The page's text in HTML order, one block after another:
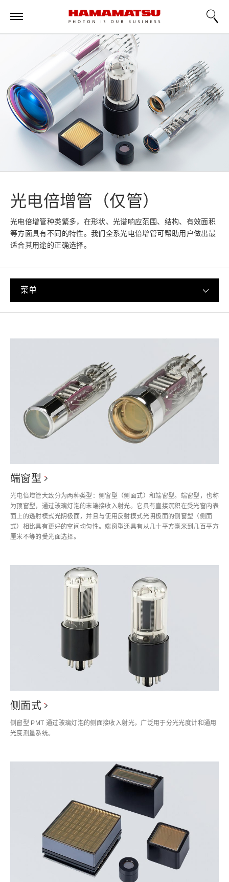
光电倍增管（仅管）
光电倍增管种类繁多，在形状、光谱响应范围、结构、有效面积
等方面具有不同的特性。我们全系光电倍增管可帮助用户做出最
适合其用途的正确选择。
菜单
端窗型
光电倍增管大致分为两种类型：侧窗型（侧面式）和端窗型。端窗型，也称
为顶窗型，通过玻璃灯泡的末端接收入射光。它具有直接沉积在受光窗内表
面上的透射模式光阴极面，并且与使用反射模式光阴极面的侧窗型（侧面
式）相比具有更好的空间均匀性。端窗型还具有从几十平方毫米到几百平方
厘米不等的受光面选择。
侧面式
侧窗型 PMT 通过玻璃灯泡的侧面接收入射光，广泛用于分光光度计和通用
光度测量系统。